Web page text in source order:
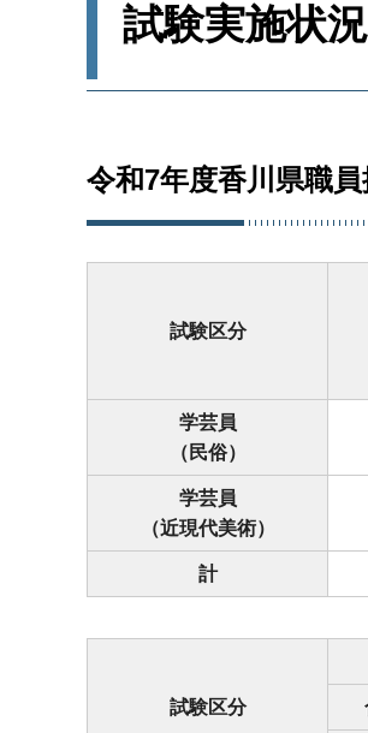
試験実施状況
令和7年度香川県職員
試験区分
学芸員
（民俗）
学芸員
（近現代美術）
計
試験区分